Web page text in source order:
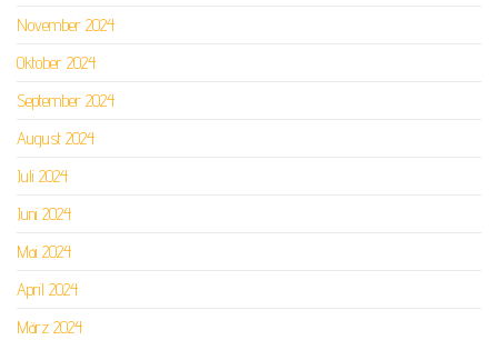
November 2024
Oktober 2024
September 2024
August 2024
Juli 2024
Juni 2024
Mai 2024
April 2024
März 2024